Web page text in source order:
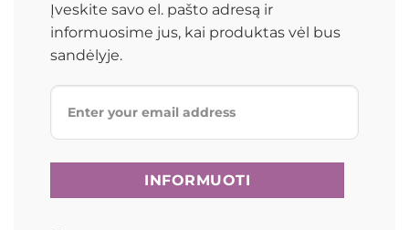
Įveskite savo el. pašto adresą ir
informuosime jus, kai produktas vėl bus
sandėlyje.